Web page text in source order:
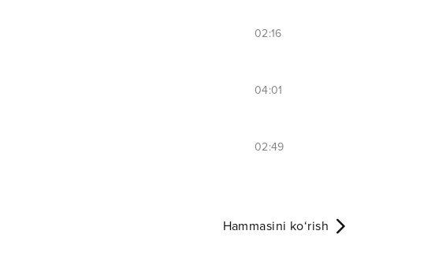
02:16
04:01
02:49
Hammasini ko‘rish